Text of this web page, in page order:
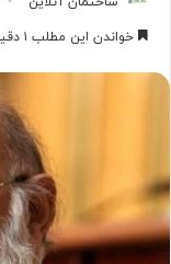
خواندن این مطلب ۱ دقیقه زمان میبرد